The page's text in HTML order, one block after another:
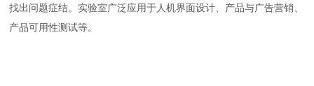
找出问题症结。实验室广泛应用于人机界面设计、产品与广告营销、
产品可用性测试等。